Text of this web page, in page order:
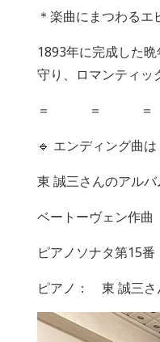
＊楽曲にまつわるエ
1893年に完成した
守り、ロマンティッ
＝ ＝ ＝
🔹 エンディング曲は
東 誠三さんのアルバ
ベートーヴェン作曲
ピアノソナタ第15
ピアノ： 東 誠三